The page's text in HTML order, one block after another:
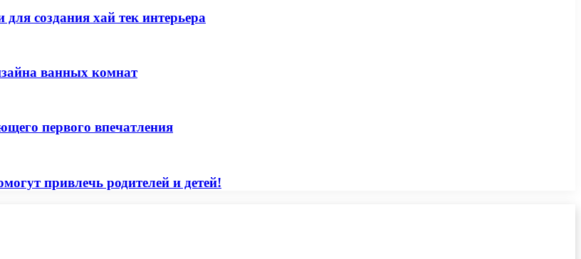
создания хай тек интерьера
ванных комнат
первого впечатления
привлечь родителей и детей!